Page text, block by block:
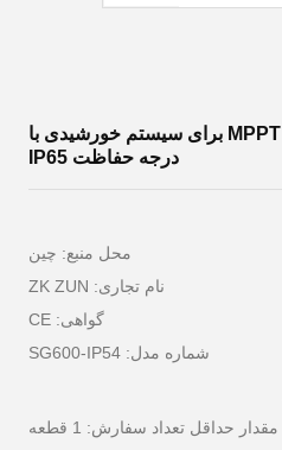
2.2kw-22kw 3 فاز اینورتر MPPT برای سیستم خورشیدی با
درجه حفاظت IP65
محل منبع: چین
نام تجاری: ZK ZUN
گواهی: CE
شماره مدل: SG600-IP54
مقدار حداقل تعداد سفارش: 1 قطعه